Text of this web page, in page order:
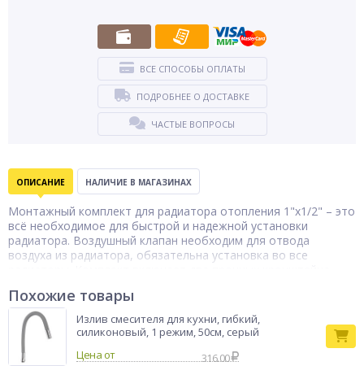
ВСЕ СПОСОБЫ ОПЛАТЫ
ПОДРОБНЕЕ О ДОСТАВКЕ
ЧАСТЫЕ ВОПРОСЫ
ОПИСАНИЕ НАЛИЧИЕ В МАГАЗИНАХ
Монтажный комплект для радиатора отопления 1"x1/2" – это
всё необходимое для быстрой и надежной установки
радиатора. Воздушный клапан необходим для отвода
воздуха из радиатора, обязательна установка во все
необходимые фитинги для подключения с диаметрами 1" и
1/2". Изготовленные из качественных материалов (металла и
полипропилена), компоненты комплекта устойчивы к
воздействию высокой температуры и обеспечивают
герметичное соединение, что гарантирует долгий срок
Похожие товары
Излив смесителя для кухни, гибкий,
силиконовый, 1 режим, 50см, серый
Цена от
316.00